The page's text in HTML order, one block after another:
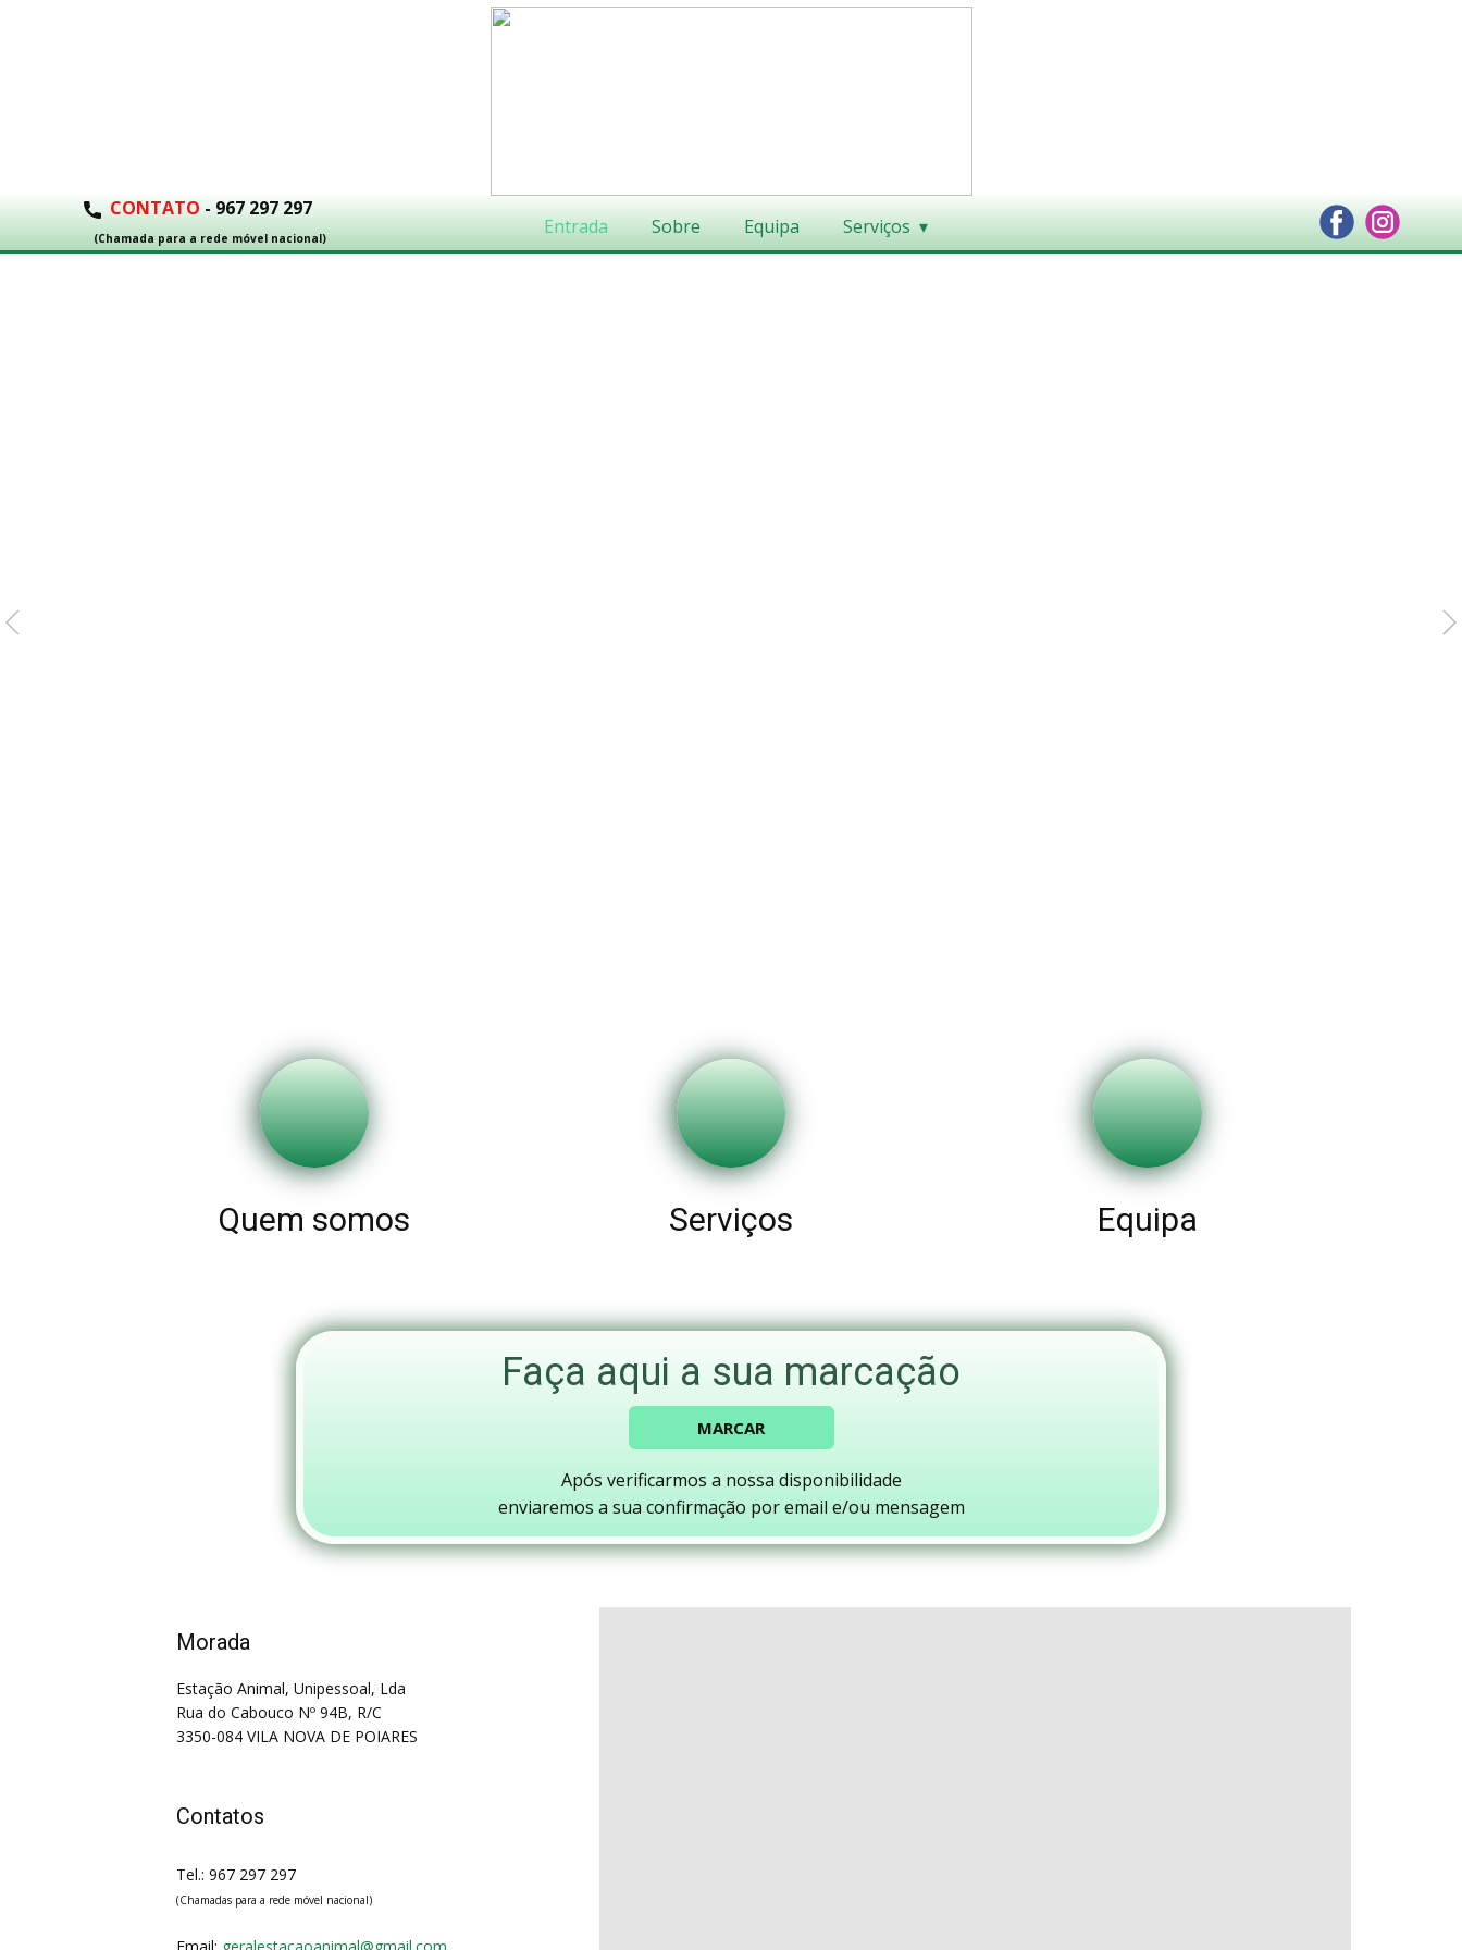
CONTATO - 967 297 297
(Chamada para a rede móvel nacional)
Entrada Sobre Equipa Serviços
Quem somos Serviços Equipa
Faça aqui a sua marcação
MARCAR
Após verificarmos a nossa disponibilidade
enviaremos a sua confirmação por email e/ou mensagem
Morada
Estação Animal, Unipessoal, Lda
Rua do Cabouco Nº 94B, R/C
3350-084 VILA NOVA DE POIARES
Contatos
Tel.: 967 297 297
(Chamadas para a rede móvel nacional)